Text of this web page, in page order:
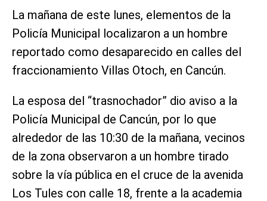
La mañana de este lunes, elementos de la
Policía Municipal localizaron a un hombre
reportado como desaparecido en calles del
fraccionamiento Villas Otoch, en Cancún.
La esposa del “trasnochador” dio aviso a la
Policía Municipal de Cancún, por lo que
alrededor de las 10:30 de la mañana, vecinos
de la zona observaron a un hombre tirado
sobre la vía pública en el cruce de la avenida
Los Tules con calle 18, frente a la academia